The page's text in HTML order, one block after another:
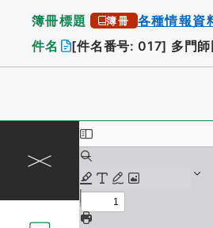
簿冊標題 簿冊 各種情報資
件名 [件名番号: 017] 多門